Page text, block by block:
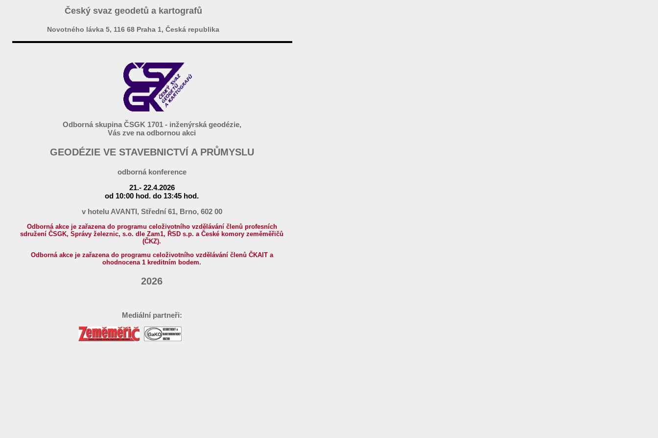
Český svaz geodetů a kartografů
Novotného lávka 5, 116 68 Praha 1, Česká republika
Odborná skupina ČSGK 1701 - inženýrská geodézie,
Vás zve na odbornou akci
GEODÉZIE VE STAVEBNICTVÍ A PRŮMYSLU
odborná konference
21.- 22.4.2026
od 10:00 hod. do 13:45 hod.
v hotelu AVANTI, Střední 61, Brno, 602 00
Odborná akce je zařazena do programu celoživotního vzdělávání členů profesních
sdružení ČSGK, Správy železnic, s.o. dle Zam1, ŘSD s.p. a České komory zeměměřičů
(ČKZ).
Odborná akce je zařazena do programu celoživotního vzdělávání členů ČKAIT a
ohodnocena 1 kreditním bodem.
2026
Mediální partneři: